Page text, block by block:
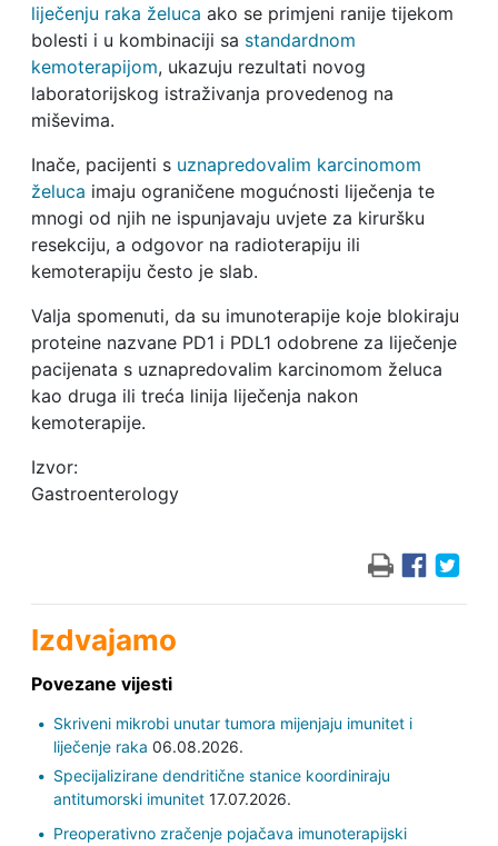
liječenju raka želuca ako se primjeni ranije tijekom
bolesti i u kombinaciji sa standardnom
kemoterapijom, ukazuju rezultati novog
laboratorijskog istraživanja provedenog na
miševima.
Inače, pacijenti s uznapredovalim karcinomom
želuca imaju ograničene mogućnosti liječenja te
mnogi od njih ne ispunjavaju uvjete za kiruršku
resekciju, a odgovor na radioterapiju ili
kemoterapiju često je slab.
Valja spomenuti, da su imunoterapije koje blokiraju
proteine ​​nazvane PD1 i PDL1 odobrene za liječenje
pacijenata s uznapredovalim karcinomom želuca
kao druga ili treća linija liječenja nakon
kemoterapije.
Izvor:
Gastroenterology
Izdvajamo
Povezane vijesti
Skriveni mikrobi unutar tumora mijenjaju imunitet i
liječenje raka 06.08.2026.
Specijalizirane dendritične stanice koordiniraju
antitumorski imunitet17.07.2026.
Preoperativno zračenje pojačava imunoterapijski